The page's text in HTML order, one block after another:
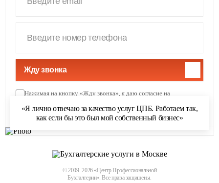
Жду звонка
Нажимая на кнопку «Жду звонка», я даю согласие на
политикой обработки персональных данных
«Я лично отвечаю за качество услуг ЦПБ. Работаем так,
как если бы это был мой собственный бизнес»
© 2009–2026 «Центр Профессиональной
Бухгалтерии». Все права защищены.